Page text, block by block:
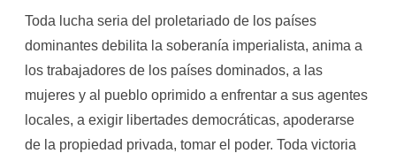
Toda lucha seria del proletariado de los países
dominantes debilita la soberanía imperialista, anima a
los trabajadores de los países dominados, a las
mujeres y al pueblo oprimido a enfrentar a sus agentes
locales, a exigir libertades democráticas, apoderarse
de la propiedad privada, tomar el poder. Toda victoria